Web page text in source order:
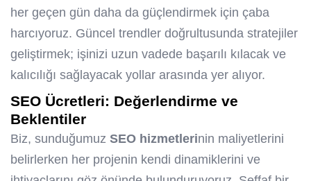
her geçen gün daha da güçlendirmek için çaba
harcıyoruz. Güncel trendler doğrultusunda stratejiler
geliştirmek; işinizi uzun vadede başarılı kılacak ve
kalıcılığı sağlayacak yollar arasında yer alıyor.
SEO Ücretleri: Değerlendirme ve
Beklentiler
Biz, sunduğumuz SEO hizmetlerinin maliyetlerini
belirlerken her projenin kendi dinamiklerini ve